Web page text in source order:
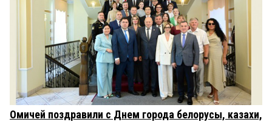
Омичей поздравили с Днем города белорусы, казахи,